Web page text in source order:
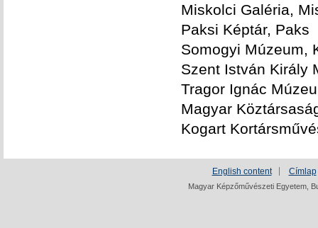
Miskolci Galéria,
Paksi Képtár, Paks
Somogyi Múzeum,
Szent István Király
Tragor Ignác
Magyar
Kogart
English content Címlap
Magyar Képzőművészeti Egyetem,